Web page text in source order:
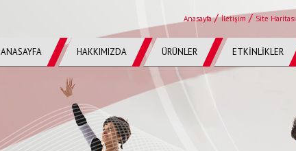
Anasayfa/İletişim/Site Haritası
ANASAYFA HAKKIMIZDA ÜRÜNLER ETKİNLİKLER